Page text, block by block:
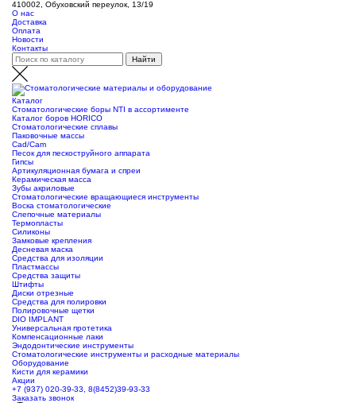
410002, Обуховский переулок, 13/19
О нас
Доставка
Оплата
Новости
Контакты
Каталог
Стоматологические боры NTI в ассортименте
Каталог боров HORICO
Стоматологические сплавы
Паковочные массы
Сad/Сam
Песок для пескоструйного аппарата
Гипсы
Артикуляционная бумага и спреи
Керамическая масса
Зубы акриловые
Стоматологические вращающиеся инструменты
Воска стоматологические
Слепочные материалы
Термопласты
Силиконы
Замковые крепления
Десневая маска
Средства для изоляции
Пластмассы
Средства защиты
Штифты
Диски отрезные
Средства для полировки
Полировочные щетки
DIO IMPLANT
Универсальная протетика
Компенсационные лаки
Эндодонтические инструменты
Стоматологические инструменты и расходные материалы
Оборудование
Кисти для керамики
Акции
+7 (937) 020-39-33, 8(8452)39-93-33
Заказать звонок